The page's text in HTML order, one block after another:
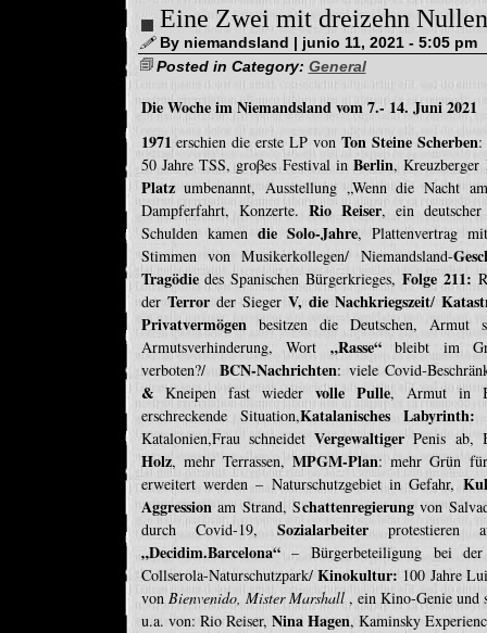
Eine Zwei mit dreizehn
By niemandsland | junio 11, 2021 - 5:05 pm
Posted in Category: General
Die Woche im Niemandsland vom 7.- 14. Juni 2021
1971 erschien die erste LP vonTon Steine Scherben:
50 Jahre TSS, groβes Festival in Berlin,
Platzumbenannt, Ausstellung „Wenn die Nacht
Dampferfahrt, Konzerte. Rio Reiser, ein
Schulden kamen die Solo-Jahre, Plattenvertrag
Stimmen von Musikerkollegen/ Niemandsland-
Tragödiedes Spanischen Bürgerkrieges, Folge 211:
der Terrorder Sieger V, die Nachkriegszeit/
Privatvermögenbesitzen die Deutschen, Armut
Armutsverhinderung, Wort „Rasse“bleibt im
verboten?/BCN-Nachrichten: viele Covid-
&Kneipen fast wiedervolle Pulle, Armut in
erschreckende Situation,Katalanisches Labyrinth:
Katalonien,Frau schneidet VergewaltigerPenis ab,
Holz, mehr Terrassen,MPGM-Plan: mehr Grün
erweitert werden – Naturschutzgebiet in Gefahr,
Aggressionam Strand, Schattenregierungvon
durch Covid-19, Sozialarbeiterprotestieren
„Decidim.Barcelona“– Bürgerbeteiligung bei
Collserola-Naturschutzpark/ Kinokultur: 100 Jahre
von Bienvenido, Mister Marshall, ein Kino-Genie und
u.a. von: Rio Reiser, Nina Hagen, Kaminsky